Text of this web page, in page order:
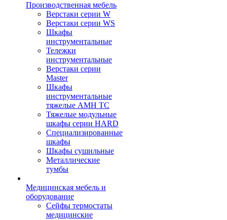
Производственная мебель
Верстаки серии W
Верстаки серии WS
Шкафы
инструментальные
Тележки
инструментальные
Верстаки серии
Master
Шкафы
инструментальные
тяжелые AMH TC
Тяжелые модульные
шкафы серии HARD
Cпециализированные
шкафы
Шкафы сушильные
Металлические
тумбы
Медицинская мебель и
оборудование
Сейфы термостаты
медицинские